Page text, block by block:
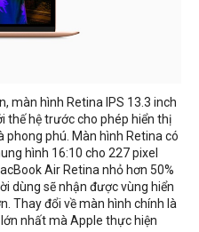
màn hình Retina IPS 13.3 inch
thế hệ trước cho phép hiển thị
phong phú. Màn hình Retina có
hình 16:10 cho 227 pixel
Air Retina nhỏ hơn 50%
dùng sẽ nhận được vùng hiển
Thay đổi về màn hình chính là
nhất mà Apple thực hiện